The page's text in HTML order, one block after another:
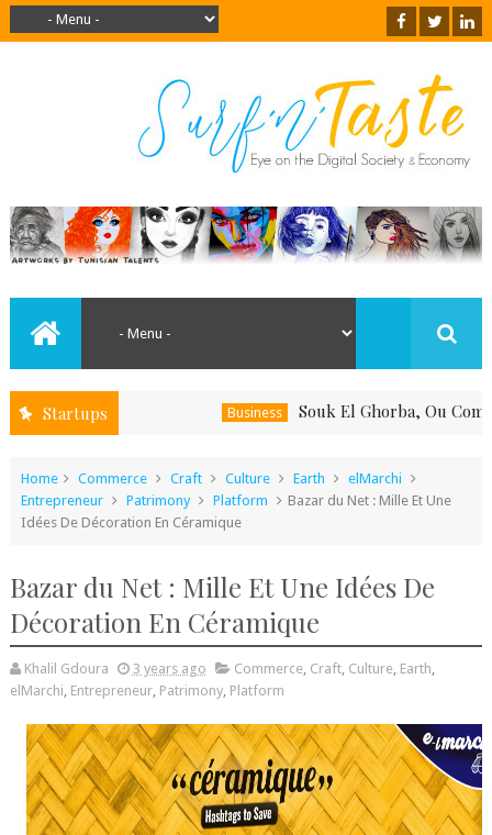
Startups Business Souk El Ghorba, Ou Comment
Home Commerce Craft Culture Earth
elMarchi
Entrepreneur
Patrimony Platform
Bazar du Net : Mille Et Une
Idées De Décoration En Céramique
Bazar du Net : Mille Et Une Idées De
Décoration En Céramique
Khalil Gdoura 3 years ago Commerce, Craft, Culture, Earth,
elMarchi, Entrepreneur, Patrimony, Platform